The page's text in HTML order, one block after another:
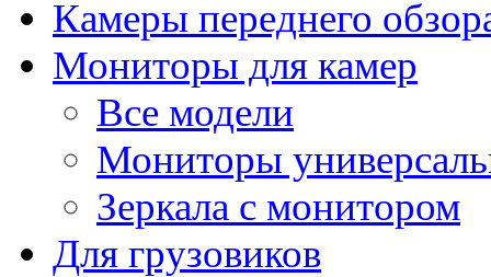
Камеры переднего
Мониторы для камер
Все модели
Мониторы
Зеркала с монитором
Для грузовиков